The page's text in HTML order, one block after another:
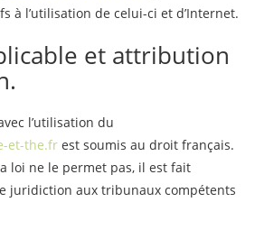
à l’utilisation de celui-ci et d’Internet.
et attribution
l’utilisation du
et-the.fr est soumis au droit français.
loi ne le permet pas, il est fait
juridiction aux tribunaux compétents